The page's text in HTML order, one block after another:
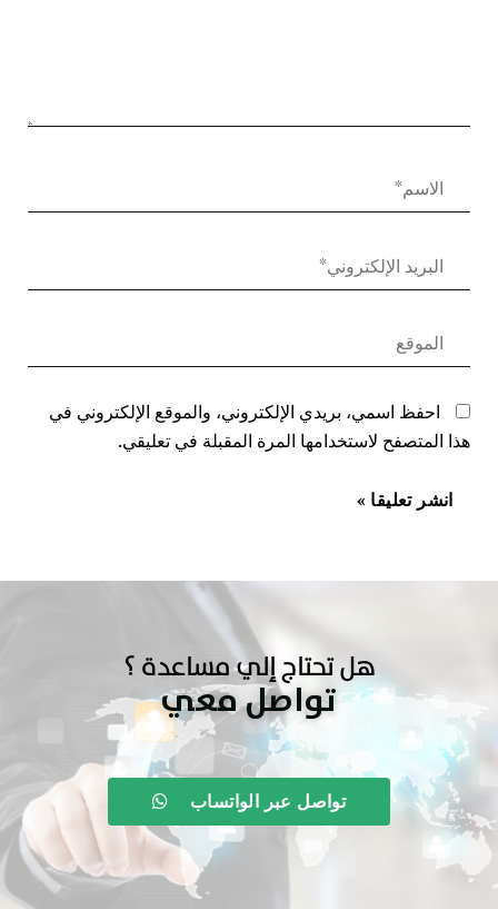
احفظ اسمي، بريدي الإلكتروني، والموقع الإلكتروني في
هذا المتصفح لاستخدامها المرة المقبلة في تعليقي.
هل تحتاج إلي مساعدة ؟
تواصل معي
تواصل عبر الواتساب